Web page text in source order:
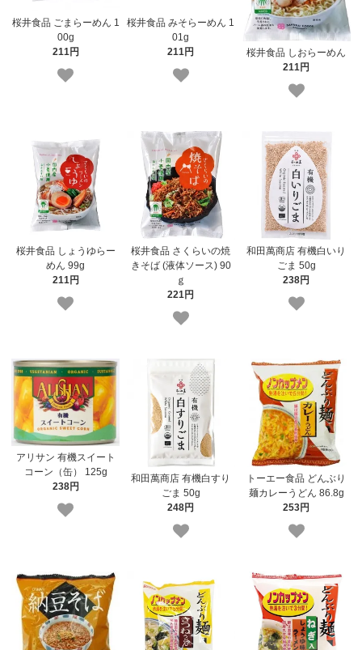
桜井食品 ごまらーめん 1
00g
211円
桜井食品 みそらーめん 1
01g
211円
桜井食品 しおらーめん
211円
桜井食品 しょうゆらー
めん 99g
211円
桜井食品 さくらいの焼
きそば (液体ソース) 90
ｇ
221円
和田萬商店 有機白いり
ごま 50g
238円
アリサン 有機スイート
コーン（缶） 125g
238円
和田萬商店 有機白すり
ごま 50g
248円
トーエー食品 どんぶり
麺カレーうどん 86.8g
253円